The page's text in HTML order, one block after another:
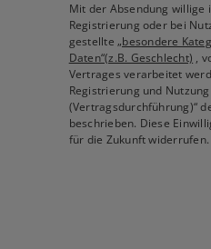
Mit der Absendung willige
Registrierung oder bei
gestellte„besondere
Daten“(z.B. Geschlecht) ,
Vertrages verarbeitet
Registrierung und
(Vertragsdurchführung)“
beschrieben. Diese
für die Zukunft widerrufen.